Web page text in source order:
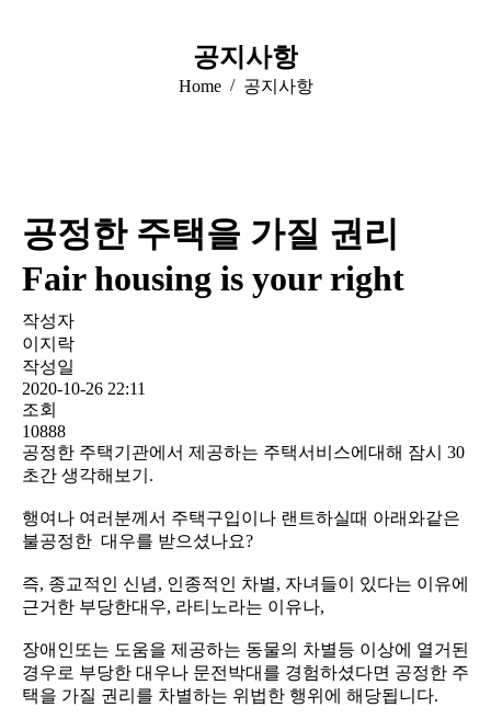
공지사항
You are here:
Home 공지사항
공정한 주택을 가질 권리
Fair housing is your right
작성자
이지락
작성일
2020-10-26 22:11
조회
10888
공정한 주택기관에서 제공하는 주택서비스에대해 잠시 30
초간 생각해보기.
행여나 여러분께서 주택구입이나 랜트하실때 아래와같은
불공정한 대우를 받으셨나요?
즉, 종교적인 신념, 인종적인 차별, 자녀들이 있다는 이유에
근거한 부당한대우, 라티노라는 이유나,
장애인또는 도움을 제공하는 동물의 차별등 이상에 열거된
경우로 부당한 대우나 문전박대를 경험하셨다면 공정한 주
택을 가질 권리를 차별하는 위법한 행위에 해당됩니다.